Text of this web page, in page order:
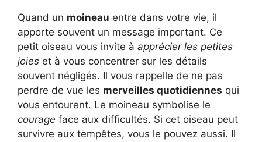
Quand un moineau entre dans votre vie, il
apporte souvent un message important. Ce
petit oiseau vous invite à apprécier les petites
joies et à vous concentrer sur les détails
souvent négligés. Il vous rappelle de ne pas
perdre de vue les merveilles quotidiennes qui
vous entourent. Le moineau symbolise le
courage face aux difficultés. Si cet oiseau peut
survivre aux tempêtes, vous le pouvez aussi. Il